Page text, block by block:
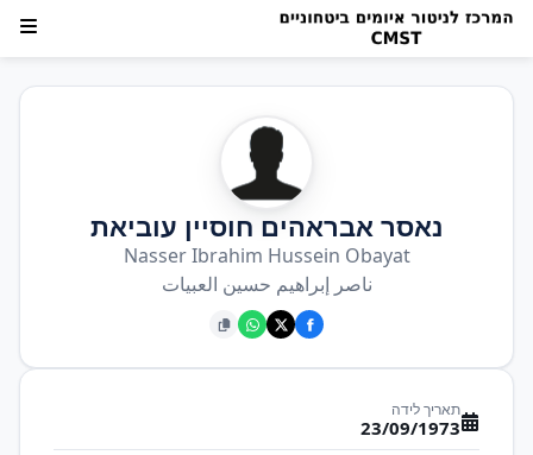
נאסר אבראהים חוסיין עוביאת
Nasser Ibrahim Hussein Obayat
ناصر إبراهيم حسين العبيات
תאריך לידה
23/09/1973